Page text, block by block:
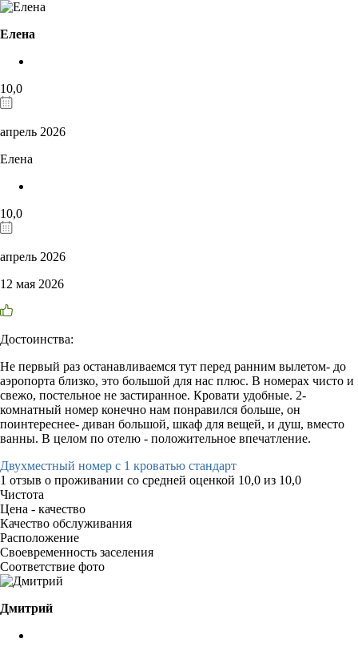
Елена
10,0
апрель 2026
Елена
10,0
апрель 2026
12 мая 2026
Достоинства:
Не первый раз останавливаемся тут перед ранним вылетом- до
аэропорта близко, это большой для нас плюс. В номерах чисто и
свежо, постельное не застиранное. Кровати удобные. 2-
комнатный номер конечно нам понравился больше, он
поинтереснее- диван большой, шкаф для вещей, и душ, вместо
ванны. В целом по отелю - положительное впечатление.
Двухместный номер с 1 кроватью стандарт
1 отзыв о проживании со средней оценкой 10,0 из 10,0
Чистота
Цена - качество
Качество обслуживания
Расположение
Своевременность заселения
Соответствие фото
Дмитрий